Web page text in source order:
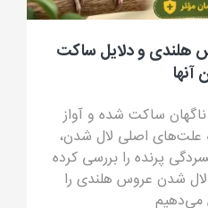
علت، تشخیص، درمان
کنه گوش گربه
مقاله جامع با علائم
قهوه)، دلایل انتقال،
مدرن درمان قطعی
شوید.